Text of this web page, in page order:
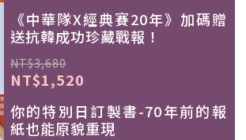
《中華隊X經典賽20年》加碼贈
送抗韓成功珍藏戰報！
NT$3,680
NT$1,520
你的特別日訂製書-70年前的報
紙也能原貌重現